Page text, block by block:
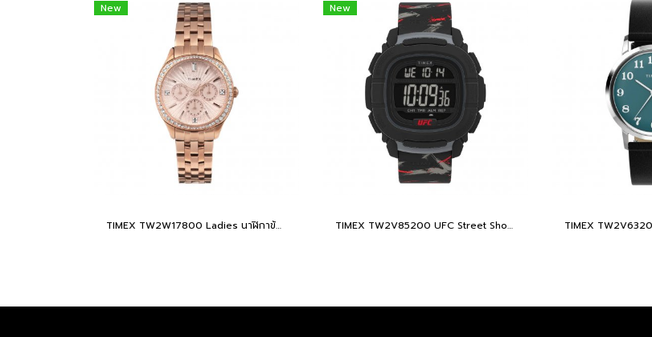
New
TIMEX TW2W17800 Ladies นาฬิกาข้อมือผู้หญิง สายสแตนเลส สีโรสโกลด์ หน้าปัด 36 มม.
New
TIMEX TW2V85200 UFC Street Shock XL Fight Week นาฬิกาข้อมือผู้ชาย สายซิลิโคน สีดำ หน้าปัด 45 มม.